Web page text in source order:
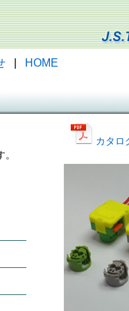
HOME
カタロ